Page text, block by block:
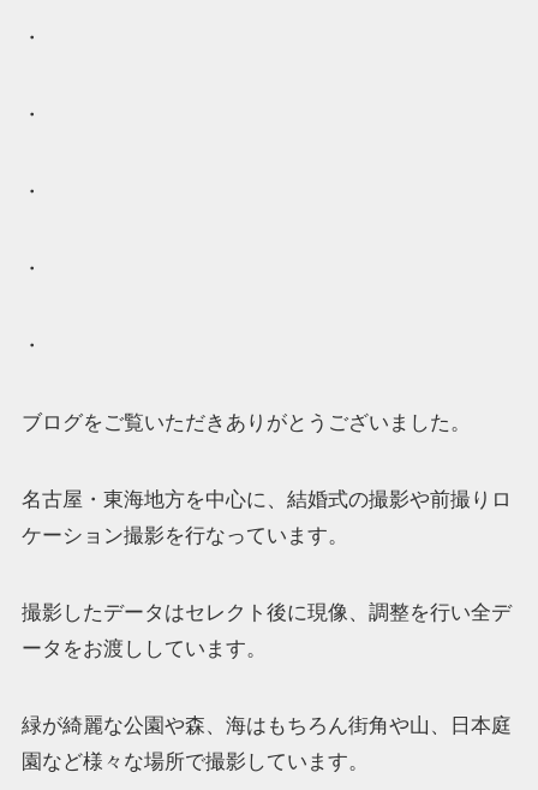
・
・
・
・
・
ブログをご覧いただきありがとうございました。
名古屋・東海地方を中心に、結婚式の撮影や前撮りロ
ケーション撮影を行なっています。
撮影したデータはセレクト後に現像、調整を行い全デ
ータをお渡ししています。
緑が綺麗な公園や森、海はもちろん街角や山、日本庭
園など様々な場所で撮影しています。